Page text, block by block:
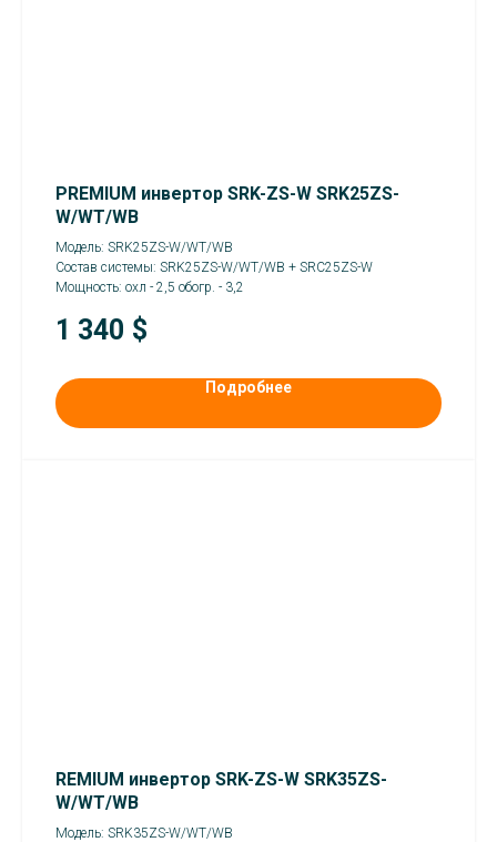
PREMIUM инвертор SRK-ZS-W SRK25ZS-
W/WT/WB
Модель: SRK25ZS-W/WT/WB
Состав системы: SRK25ZS-W/WT/WB + SRC25ZS-W
Мощность: охл - 2,5 обогр. - 3,2
1 340 $
Подробнее
REMIUM инвертор SRK-ZS-W SRK35ZS-
W/WT/WB
Модель: SRK35ZS-W/WT/WB